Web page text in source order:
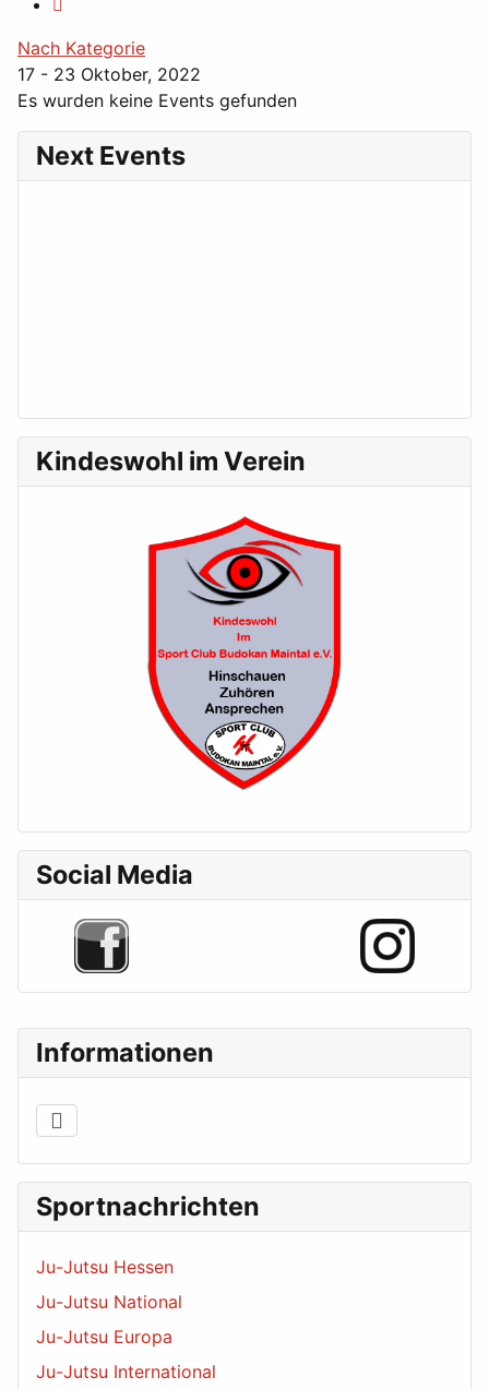
Informationen
Sportnachrichten
Ju-Jutsu Hessen
Ju-Jutsu National
Ju-Jutsu Europa
Ju-Jutsu International
Nach Kategorie
17 - 23 Oktober, 2022
Es wurden keine Events gefunden
Next Events
Kindeswohl im Verein
Social Media